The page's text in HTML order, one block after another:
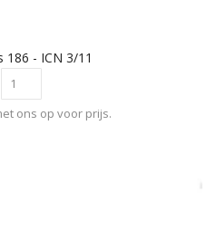
186 - ICN 3/11
ons op voor prijs.